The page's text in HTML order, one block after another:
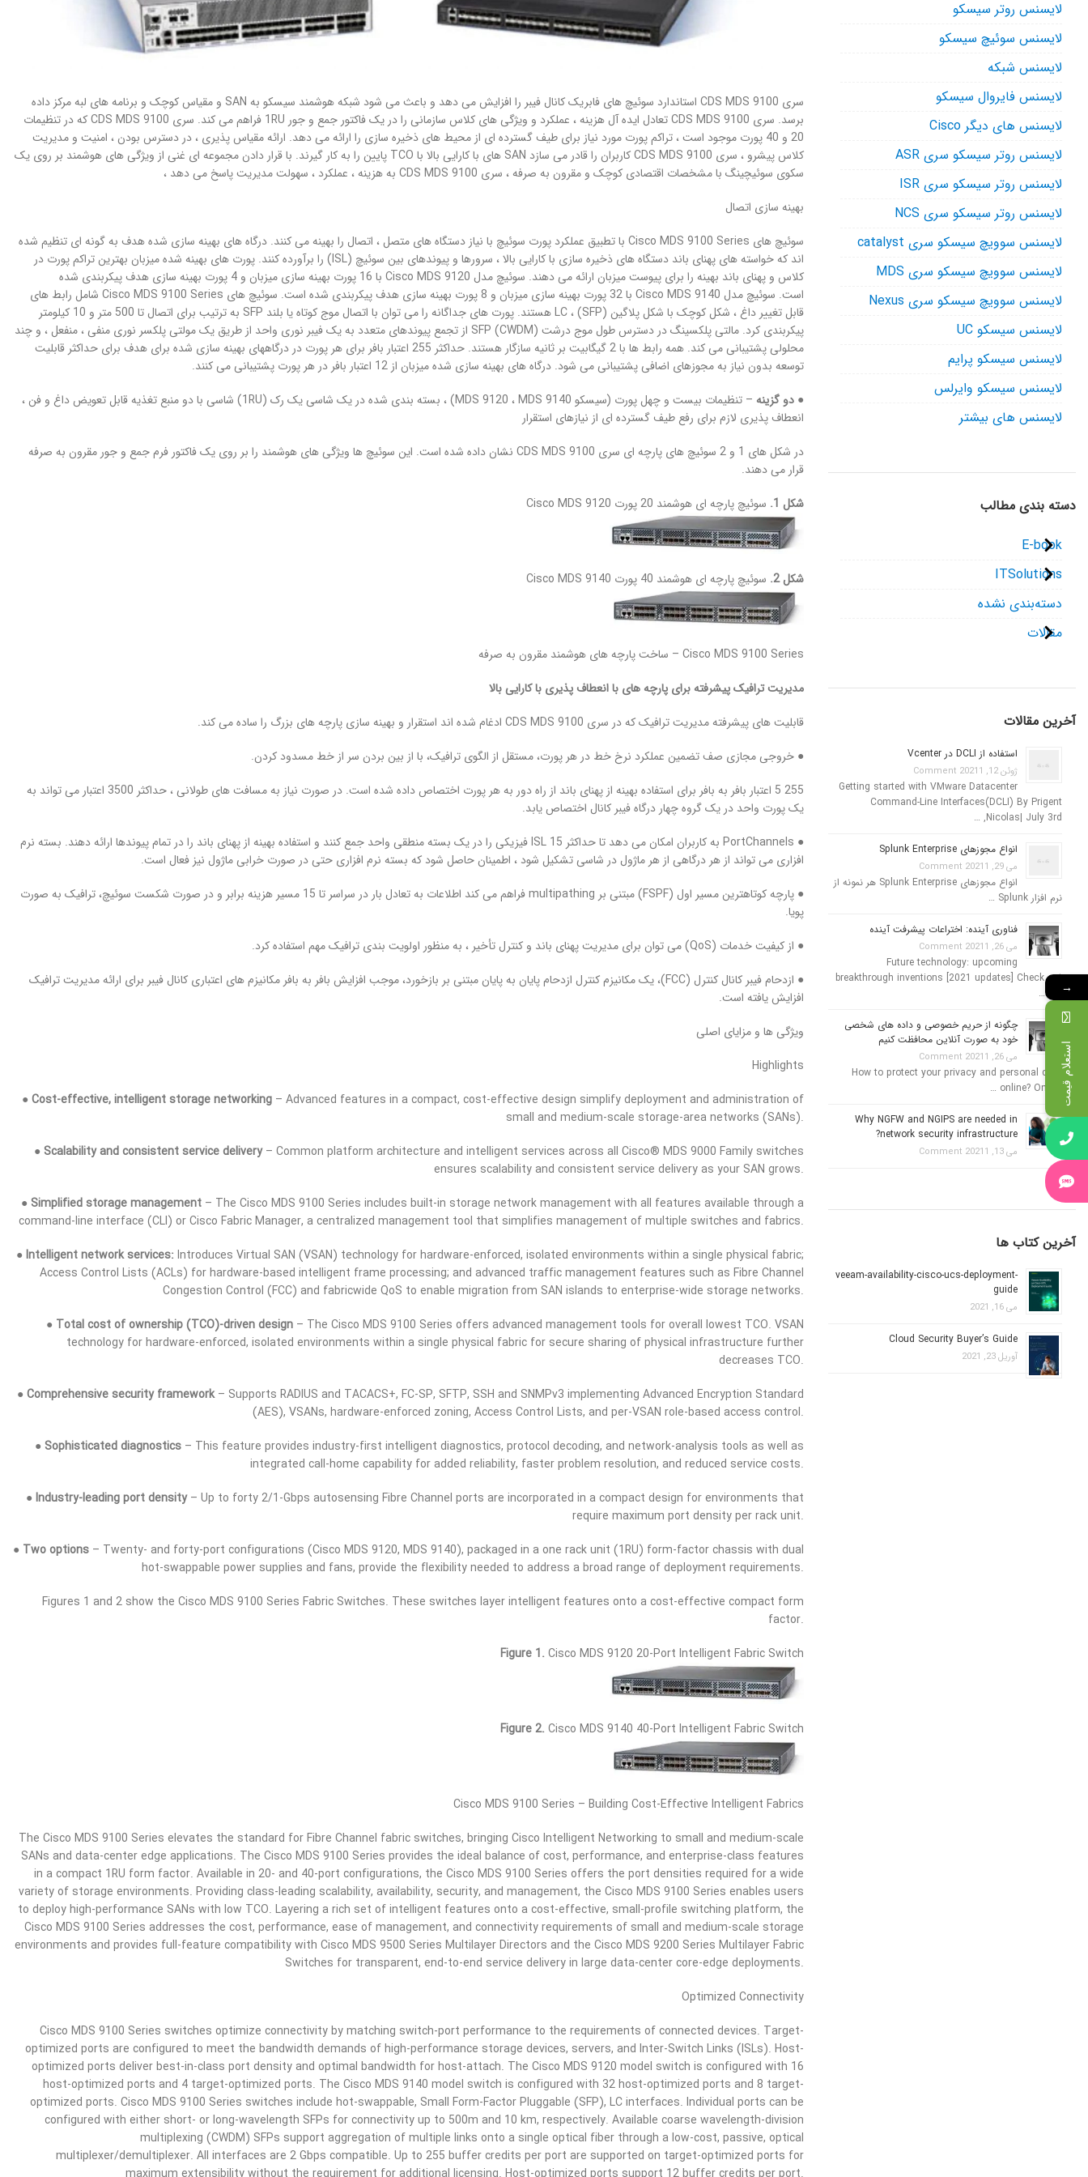
سری CDS MDS 9100 استاندارد سوئیچ های فابریک کانال فیبر را افزایش می دهد و باعث می شود شبکه هوشمند سیسکو به SAN و مقیاس کوچک و برنامه های لبه مرکز داده
برسد. سری CDS MDS 9100 تعادل ایده آل هزینه ، عملکرد و ویژگی های کلاس سازمانی را در یک فاکتور جمع و جور 1RU فراهم می کند. سری CDS MDS 9100 که در تنظیمات
20 و 40 پورت موجود است ، تراکم پورت مورد نیاز برای طیف گسترده ای از محیط های ذخیره سازی را ارائه می دهد. ارائه مقیاس پذیری ، در دسترس بودن ، امنیت و مدیریت
کلاس پیشرو ، سری CDS MDS 9100 کاربران را قادر می سازد SAN های با کارایی بالا با TCO پایین را به کار گیرند. با قرار دادن مجموعه ای غنی از ویژگی های هوشمند بر روی یک
سکوی سوئیچینگ با مشخصات اقتصادی کوچک و مقرون به صرفه ، سری CDS MDS 9100 به هزینه ، عملکرد ، سهولت مدیریت پاسخ می دهد ،
بهینه سازی اتصال
سوئیچ های Cisco MDS 9100 Series با تطبیق عملکرد پورت سوئیچ با نیاز دستگاه های متصل ، اتصال را بهینه می کنند. درگاه های بهینه سازی شده هدف به گونه ای تنظیم شده
اند که خواسته های پهنای باند دستگاه های ذخیره سازی با کارایی بالا ، سرورها و پیوندهای بین سوئیچ (ISL) را برآورده کنند. پورت های بهینه شده میزبان بهترین تراکم پورت در
کلاس و پهنای باند بهینه را برای پیوست میزبان ارائه می دهند. سوئیچ مدل Cisco MDS 9120 با 16 پورت بهینه سازی میزبان و 4 پورت بهینه سازی هدف پیکربندی شده
است. سوئیچ مدل Cisco MDS 9140 با 32 پورت بهینه سازی میزبان و 8 پورت بهینه سازی هدف پیکربندی شده است. سوئیچ های Cisco MDS 9100 Series شامل رابط های
قابل تغییر داغ ، شکل کوچک با شکل پلاگین (SFP) ، LC هستند. پورت های جداگانه را می توان با اتصال موج کوتاه یا بلند SFP به ترتیب برای اتصال تا 500 متر و 10 کیلومتر
پیکربندی کرد. مالتی پلکسینگ در دسترس طول موج درشت (CWDM) SFP از تجمع پیوندهای متعدد به یک فیبر نوری واحد از طریق یک مولتی پلکسر نوری منفی ، منفعل ، و چند
محلولی پشتیبانی می کند. همه رابط ها با 2 گیگابیت بر ثانیه سازگار هستند. حداکثر 255 اعتبار بافر برای هر پورت در درگاههای بهینه سازی شده برای هدف برای حداکثر قابلیت
توسعه بدون نیاز به مجوزهای اضافی پشتیبانی می شود. درگاه های بهینه سازی شده میزبان از 12 اعتبار بافر در هر پورت پشتیبانی می کنند.
● دو گزینه
– تنظیمات بیست و چهل پورت (سیسکو MDS 9120 ، MDS 9140) ، بسته بندی شده در یک شاسی یک رک (1RU) شاسی با دو منبع تغذیه قابل تعویض داغ و فن ،
انعطاف پذیری لازم برای رفع طیف گسترده ای از نیازهای استقرار
در شکل های 1 و 2 سوئیچ های پارچه ای سری CDS MDS 9100 نشان داده شده است. این سوئیچ ها ویژگی های هوشمند را بر روی یک فاکتور فرم جمع و جور مقرون به صرفه
قرار می دهند.
شکل 1.
سوئیچ پارچه ای هوشمند 20 پورت Cisco MDS 9120
شکل 2. سوئیچ پارچه ای هوشمند 40 پورت Cisco MDS 9140
Cisco MDS 9100 Series – ساخت پارچه های هوشمند مقرون به صرفه
مدیریت ترافیک پیشرفته برای پارچه های با انعطاف پذیری با کارایی بالا
قابلیت های پیشرفته مدیریت ترافیک که در سری CDS MDS 9100 ادغام شده اند استقرار و بهینه سازی پارچه های بزرگ را ساده می کند.
● خروجی مجازی صف تضمین عملکرد نرخ خط در هر پورت، مستقل از الگوی ترافیک، با از بین بردن سر از خط مسدود کردن.
5 255 اعتبار بافر به بافر برای استفاده بهینه از پهنای باند از راه دور به هر پورت اختصاص داده شده است. در صورت نیاز به مسافت های طولانی ، حداکثر 3500 اعتبار می تواند به
یک پورت واحد در یک گروه چهار درگاه فیبر کانال اختصاص یابد.
● PortChannels به کاربران امکان می دهد تا حداکثر 15 ISL فیزیکی را در یک بسته منطقی واحد جمع کنند و استفاده بهینه از پهنای باند را در تمام پیوندها ارائه دهند. بسته نرم
افزاری می تواند از هر درگاهی از هر ماژول در شاسی تشکیل شود ، اطمینان حاصل شود که بسته نرم افزاری حتی در صورت خرابی ماژول نیز فعال است.
● پارچه کوتاهترین مسیر اول (FSPF) مبتنی بر multipathing فراهم می کند اطلاعات به تعادل بار در سراسر تا 15 مسیر هزینه برابر و در صورت شکست سوئیچ، ترافیک به صورت
پویا.
● از کیفیت خدمات (QoS) می توان برای مدیریت پهنای باند و کنترل تأخیر ، به منظور اولویت بندی ترافیک مهم استفاده کرد.
● ازدحام فیبر کانال کنترل (FCC)، یک مکانیزم کنترل ازدحام پایان به پایان مبتنی بر بازخورد، موجب افزایش بافر به بافر مکانیزم های اعتباری کانال فیبر برای ارائه مدیریت ترافیک
افزایش یافته است.
ویژگی ها و مزایای اصلی
Highlights
● Cost-effective, intelligent storage networking – Advanced features in a compact, cost-effective design simplify deployment and administration of
small and medium-scale storage-area networks (SANs).
● Scalability and consistent service delivery– Common platform architecture and intelligent services across all Cisco® MDS 9000 Family switches
ensures scalability and consistent service delivery as your SAN grows.
● Simplified storage management – The Cisco MDS 9100 Series includes built-in storage network management with all features available through a
command-line interface (CLI) or Cisco Fabric Manager, a centralized management tool that simplifies management of multiple switches and fabrics.
● Intelligent network services: Introduces Virtual SAN (VSAN) technology for hardware-enforced, isolated environments within a single physical fabric;
Access Control Lists (ACLs) for hardware-based intelligent frame processing; and advanced traffic management features such as Fibre Channel
Congestion Control (FCC) and fabricwide QoS to enable migration from SAN islands to enterprise-wide storage networks.
● Total cost of ownership (TCO)-driven design – The Cisco MDS 9100 Series offers advanced management tools for overall lowest TCO. VSAN
technology for hardware-enforced, isolated environments within a single physical fabric for secure sharing of physical infrastructure further
decreases TCO.
● Comprehensive security framework– Supports RADIUS and TACACS+, FC-SP, SFTP, SSH and SNMPv3 implementing Advanced Encryption Standard
(AES), VSANs, hardware-enforced zoning, Access Control Lists, and per-VSAN role-based access control.
● Sophisticated diagnostics – This feature provides industry-first intelligent diagnostics, protocol decoding, and network-analysis tools as well as
integrated call-home capability for added reliability, faster problem resolution, and reduced service costs.
● Industry-leading port density– Up to forty 2/1-Gbps autosensing Fibre Channel ports are incorporated in a compact design for environments that
require maximum port density per rack unit.
● Two options – Twenty- and forty-port configurations (Cisco MDS 9120, MDS 9140), packaged in a one rack unit (1RU) form-factor chassis with dual
hot-swappable power supplies and fans, provide the flexibility needed to address a broad range of deployment requirements.
Figures 1 and 2 show the Cisco MDS 9100 Series Fabric Switches. These switches layer intelligent features onto a cost-effective compact form
factor.
Figure 1.Cisco MDS 9120 20-Port Intelligent Fabric Switch
Figure 2.Cisco MDS 9140 40-Port Intelligent Fabric Switch
Cisco MDS 9100 Series – Building Cost-Effective Intelligent Fabrics
The Cisco MDS 9100 Series elevates the standard for Fibre Channel fabric switches, bringing Cisco Intelligent Networking to small and medium-scale
SANs and data-center edge applications. The Cisco MDS 9100 Series provides the ideal balance of cost, performance, and enterprise-class features
in a compact 1RU form factor. Available in 20- and 40-port configurations, the Cisco MDS 9100 Series offers the port densities required for a wide
variety of storage environments. Providing class-leading scalability, availability, security, and management, the Cisco MDS 9100 Series enables users
to deploy high-performance SANs with low TCO. Layering a rich set of intelligent features onto a cost-effective, small-profile switching platform, the
Cisco MDS 9100 Series addresses the cost, performance, ease of management, and connectivity requirements of small and medium-scale storage
environments and provides full-feature compatibility with Cisco MDS 9500 Series Multilayer Directors and the Cisco MDS 9200 Series Multilayer Fabric
Switches for transparent, end-to-end service delivery in large data-center core-edge deployments.
Optimized Connectivity
Cisco MDS 9100 Series switches optimize connectivity by matching switch-port performance to the requirements of connected devices. Target-
optimized ports are configured to meet the bandwidth demands of high-performance storage devices, servers, and Inter-Switch Links (ISLs). Host-
optimized ports deliver best-in-class port density and optimal bandwidth for host-attach. The Cisco MDS 9120 model switch is configured with 16
host-optimized ports and 4 target-optimized ports. The Cisco MDS 9140 model switch is configured with 32 host-optimized ports and 8 target-
optimized ports. Cisco MDS 9100 Series switches include hot-swappable, Small Form-Factor Pluggable (SFP), LC interfaces. Individual ports can be
configured with either short- or long-wavelength SFPs for connectivity up to 500m and 10 km, respectively. Available coarse wavelength-division
multiplexing (CWDM) SFPs support aggregation of multiple links onto a single optical fiber through a low-cost, passive, optical
multiplexer/demultiplexer. All interfaces are 2 Gbps compatible. Up to 255 buffer credits per port are supported on target-optimized ports for
لایسنس روتر سیسکو
لایسنس سوئیچ سیسکو
لایسنس شبکه
لایسنس فایروال سیسکو
لایسنس های دیگر Cisco
لایسنس روتر سیسکو سری ASR
لایسنس روتر سیسکو سری ISR
لایسنس روتر سیسکو سری NCS
لایسنس سوویچ سیسکو سری catalyst
لایسنس سوویچ سیسکو سری MDS
لایسنس سوویچ سیسکو سری Nexus
لایسنس سیسکو UC
لایسنس سیسکو پرایم
لایسنس سیسکو وایرلس
لایسنس های بیشتر
دسته بندی مطالب
E-book
ITSolutions
دسته‌بندی نشده
مقالات
آخرین مقالات
استفاده از DCLI در Vcenter
ژوئن 12, 2021 1 Comment
Getting started with VMware Datacenter
Command-Line Interfaces(DCLI) By Prigent
Nicolas| July 3rd, …
انواع مجوزهای Splunk Enterprise
می 29, 2021 1 Comment
انواع مجوزهای Splunk Enterprise هر نمونه از
نرم افزار Splunk …
فناوری آینده: اختراعات پیشرفت آینده
می 26, 2021 1 Comment
Future technology: upcoming
breakthrough inventions [2021 updates] Check out
چگونه از حریم خصوصی و داده های شخصی
خود به صورت آنلاین محافظت کنیم
می 26, 2021 1 Comment
How to protect your privacy and personal data
online? Online …
Why NGFW and NGIPS are needed in
network security infrastructure?
می 13, 2021 1 Comment
آخرین کتاب ها
veeam-availability-cisco-ucs-deployment-
guide
می 16, 2021
Cloud Security Buyer’s Guide
آوریل 23, 2021
→
استعلام قیمت